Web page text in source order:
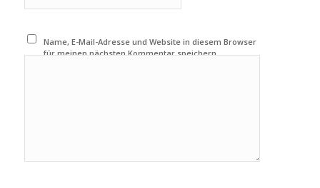
Name, E-Mail-Adresse und Website in diesem Browser
für meinen nächsten Kommentar speichern.